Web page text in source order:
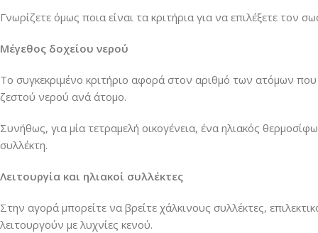
Γνωρίζετε όμως ποια είναι τα κριτήρια για να επιλέξετε τον
Μέγεθος δοχείου νερού
Το συγκεκριμένο κριτήριο αφορά στον αριθμό των ατόμων
ζεστού νερού ανά άτομο.
Συνήθως, για μία τετραμελή οικογένεια, ένα ηλιακός
συλλέκτη.
Λειτουργία και ηλιακοί συλλέκτες
Στην αγορά μπορείτε να βρείτε χάλκινους συλλέκτες,
λειτουργούν με λυχνίες κενού.